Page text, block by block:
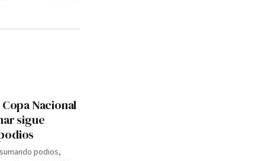
Nacional
sigue
podios,